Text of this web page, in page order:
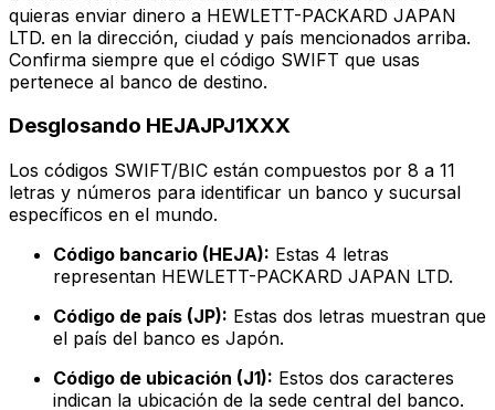
quieras enviar dinero a HEWLETT-PACKARD JAPAN
LTD. en la dirección, ciudad y país mencionados arriba.
Confirma siempre que el código SWIFT que usas
pertenece al banco de destino.
Desglosando HEJAJPJ1XXX
Los códigos SWIFT/BIC están compuestos por 8 a 11
letras y números para identificar un banco y sucursal
específicos en el mundo.
Código bancario (HEJA): Estas 4 letras
representan HEWLETT-PACKARD JAPAN LTD.
Código de país (JP): Estas dos letras muestran que
el país del banco es Japón.
Código de ubicación (J1): Estos dos caracteres
indican la ubicación de la sede central del banco.